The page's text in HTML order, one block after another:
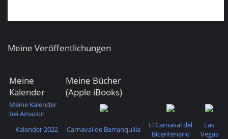
Meine Veröffentlichungen
Meine
Kalender
Meine Bücher
(Apple iBooks)
Meine Kalender
bei Amazon
Kalender 2022
Carnaval de Barranquilla
El Carnaval del
Bicentenario
Las
Vegas